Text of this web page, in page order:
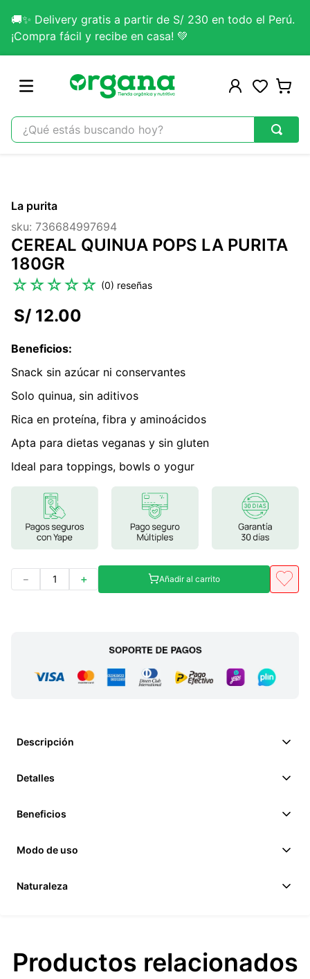
🚚✨ Delivery gratis a partir de S/ 230 en todo el Perú.
¡Compra fácil y recibe en casa! 💚
¿Qué estás buscando hoy?
2.
citrato magnesio
3.
lab nutrition
4 .
colageno
5 .
kefir
8.
magnesio
9.
melena leon
10
stevia
La purita
sku: 736684997694
CEREAL QUINUA POPS LA PURITA
180GR
☆☆☆☆☆ (0)
S/ 12.00
Beneficios:
Snack sin azúcar ni conservantes
Solo quinua, sin aditivos
Rica en proteína, fibra y aminoácidos
Apta para dietas veganas y sin gluten
Ideal para toppings, bowls o yogur
＋
－ Añadir al carrito
Descripción
Detalles
Beneficios
Modo de uso
Naturaleza
Productos relacionados